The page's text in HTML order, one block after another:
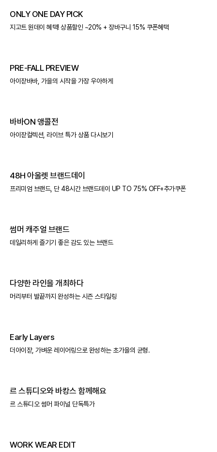
ONLY ONE DAY PICK
지고트 원데이 혜택! 상품할인 ~20% + 장바구니 15% 쿠폰혜택
PRE-FALL PREVIEW
아이잗바바, 가을의 시작을 가장 우아하게
바바ON 앵콜전
아이잗컬렉션, 라이브 특가 상품 다시보기
48H 아울렛 브랜드데이
프리미엄 브랜드, 단 48시간 브랜드데이 UP TO 75% OFF+추가쿠폰
썸머 캐주얼 브랜드
데일리하게 즐기기 좋은 감도 있는 브랜드
다양한 라인을 개최하다
머리부터 발끝까지 완성하는 시즌 스타일링
Early Layers
더아이잗, 가벼운 레이어링으로 완성하는 초가을의 균형.
르 스튜디오와 바캉스 함께해요
르 스튜디오 썸머 파이널 단독특가
WORK WEAR EDIT